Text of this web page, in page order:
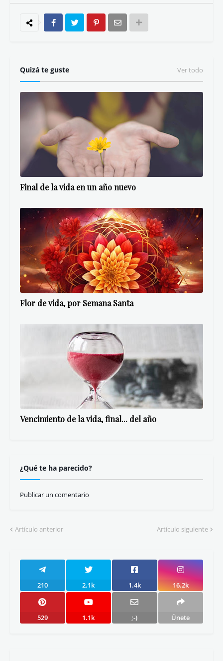
Quizá te guste Ver todo
Final de la vida en un año nuevo
Flor de vida, por Semana Santa
Vencimiento de la vida, final... del año
¿Qué te ha parecido?
Publicar un comentario
Artículo anterior Artículo siguiente
210 2.1k 1.4k 16.2k
529 1.1k ;-) Únete